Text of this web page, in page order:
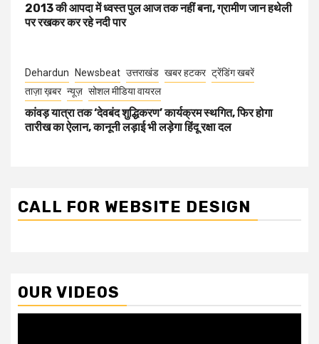
2013 की आपदा में ध्वस्त पुल आज तक नहीं बना, ग्रामीण जान हथेली
पर रखकर कर रहे नदी पार
Dehardun Newsbeat उत्तराखंड खबर हटकर ट्रेंडिंग खबरें
ताज़ा ख़बर न्यूज़ सोशल मीडिया वायरल
कांवड़ यात्रा तक ‘देवबंद शुद्धिकरण’ कार्यक्रम स्थगित, फिर होगा
तारीख का ऐलान, कानूनी लड़ाई भी लड़ेगा हिंदू रक्षा दल
CALL FOR WEBSITE DESIGN
OUR VIDEOS